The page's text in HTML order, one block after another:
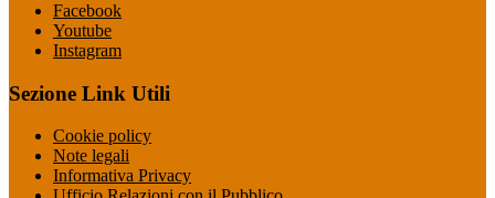
Facebook
Youtube
Instagram
Sezione Link Utili
Cookie policy
Note legali
Informativa Privacy